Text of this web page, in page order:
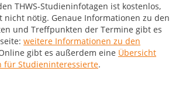
THWS-Studieninfotagen ist kostenlos,
nicht nötig. Genaue Informationen zu den
und Treffpunkten der Termine gibt es
weitere Informationen zu den
gibt es außerdem eine Übersicht
für Studieninteressierte.